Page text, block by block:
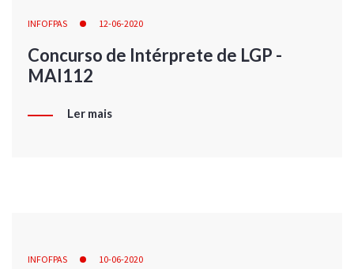
INFOFPAS 12-06-2020
Concurso de Intérprete de LGP -
MAI112
Ler mais
INFOFPAS 10-06-2020